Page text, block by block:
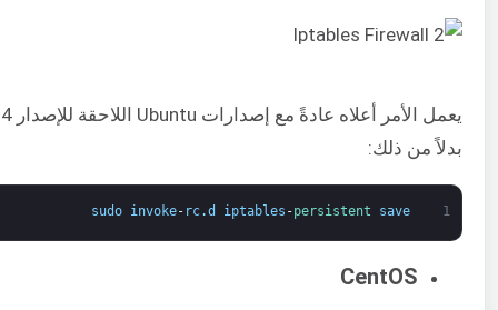
بدلاً من ذلك:
1
sudo invoke- rc.d iptables -persistent save
CentOS